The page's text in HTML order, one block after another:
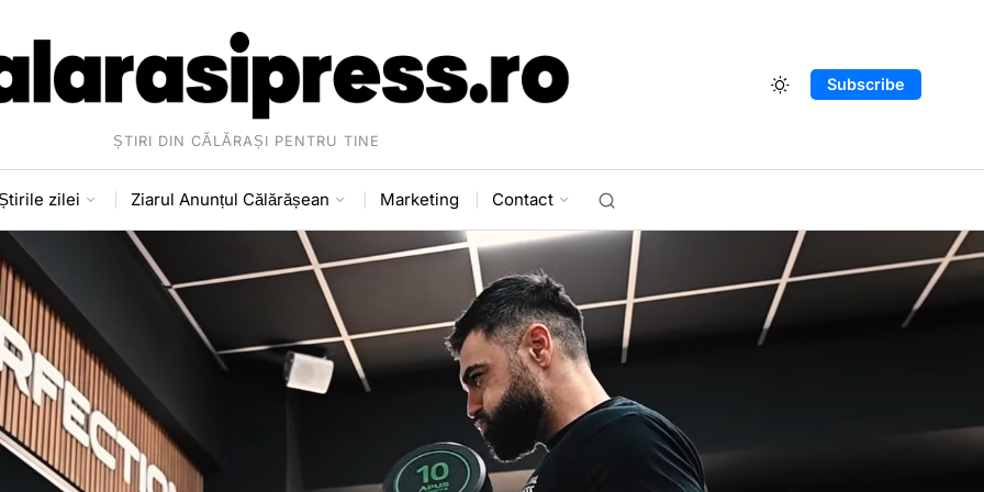
ȘTIRI DIN CĂLĂRAȘI PENTRU TINE
Subscribe
zilei Ziarul Anunțul Călărășean Marketing Contact